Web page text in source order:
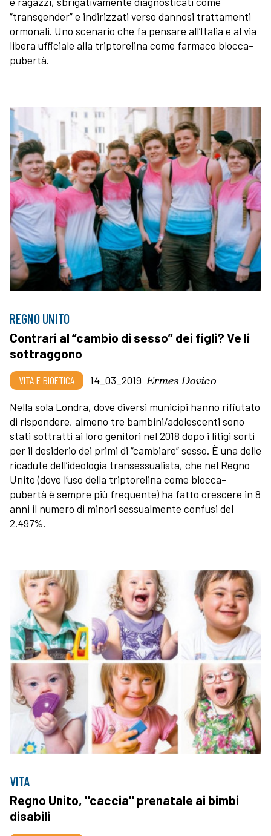
“transgender” e indirizzati verso dannosi trattamenti
ormonali. Uno scenario che fa pensare all’Italia e al via
libera ufficiale alla triptorelina come farmaco blocca-
pubertà.
REGNO UNITO
Contrari al “cambio di sesso” dei figli? Ve li
sottraggono
VITA E BIOETICA 14_03_2019 Ermes Dovico
Nella sola Londra, dove diversi municipi hanno rifiutato
di rispondere, almeno tre bambini/adolescenti sono
stati sottratti ai loro genitori nel 2018 dopo i litigi sorti
per il desiderio dei primi di “cambiare” sesso. È una delle
ricadute dell’ideologia transessualista, che nel Regno
Unito (dove l’uso della triptorelina come blocca-
pubertà è sempre più frequente) ha fatto crescere in 8
anni il numero di minori sessualmente confusi del
2.497%.
VITA
Regno Unito, "caccia" prenatale ai bimbi
disabili